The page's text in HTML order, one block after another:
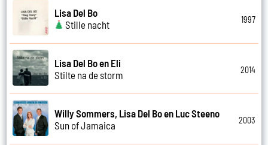
Lisa Del Bo
Stille nacht
1997
Lisa Del Bo en Eli
Stilte na de storm
2014
Willy Sommers, Lisa Del Bo en Luc Steeno
Sun of Jamaica
2003